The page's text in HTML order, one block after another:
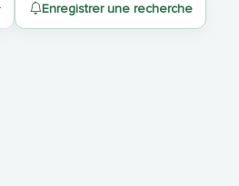
Enregistrer une recherche